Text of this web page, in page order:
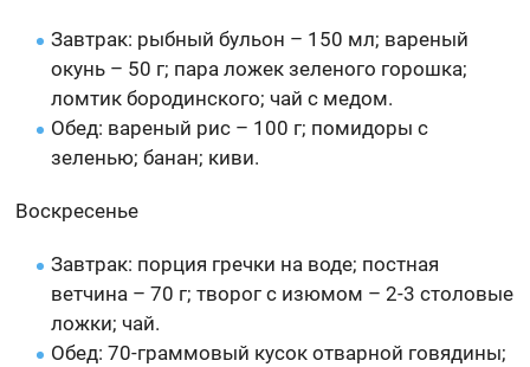
Завтрак: рыбный бульон – 150 мл; вареный
окунь – 50 г; пара ложек зеленого горошка;
ломтик бородинского; чай с медом.
Обед: вареный рис – 100 г; помидоры с
зеленью; банан; киви.
Воскресенье
Завтрак: порция гречки на воде; постная
ветчина – 70 г; творог с изюмом – 2-3 столовые
ложки; чай.
Обед: 70-граммовый кусок отварной говядины;